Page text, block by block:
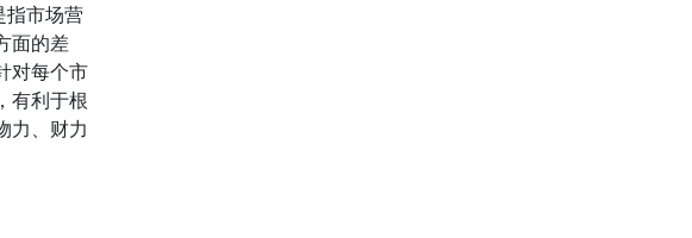
指市场营
面的差
对每个市
有利于根
力、财力